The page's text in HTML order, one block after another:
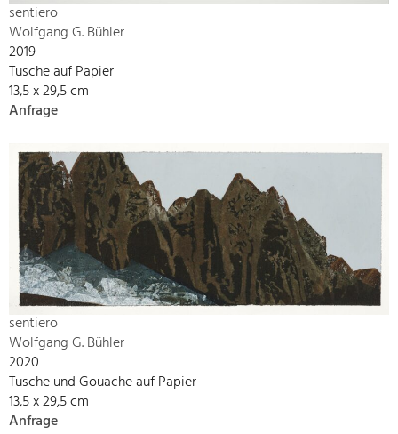
sentiero
Wolfgang G. Bühler
2019
Tusche auf Papier
13,5 x 29,5 cm
Anfrage
sentiero
Wolfgang G. Bühler
2020
Tusche und Gouache auf Papier
13,5 x 29,5 cm
Anfrage